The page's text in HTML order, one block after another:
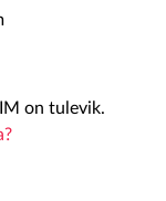
on tulevik.